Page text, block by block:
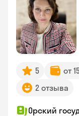
5 от
2 отзыва
Орский